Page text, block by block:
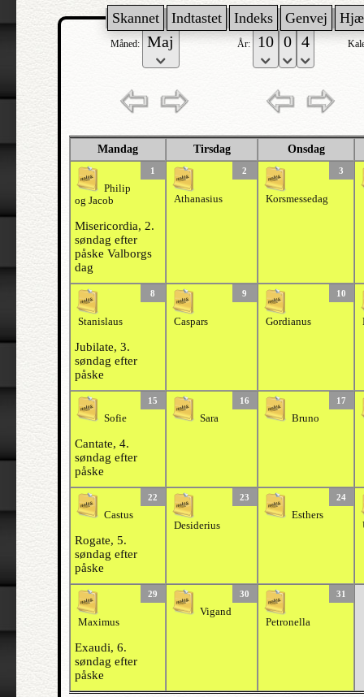
Skannet Indtastet Indeks Genvej
Måned: År:
Mandag Tirsdag Onsdag
1
Philip
og Jacob
Misericordia, 2.
søndag efter
påske Valborgs
dag
2
Athanasius
3
Korsmessedag
8
Stanislaus
Jubilate, 3.
søndag efter
påske
9
Caspars
10
Gordianus
15
Sofie
Cantate, 4.
søndag efter
påske
16
Sara
17
Bruno
22
Castus
Rogate, 5.
søndag efter
påske
23
Desiderius
24
Esthers
29
Maximus
Exaudi, 6.
søndag efter
påske
30
Vigand
31
Petronella